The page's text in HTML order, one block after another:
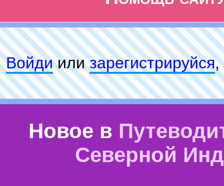
Войдиилизарeгиcтpируйся,
Новое в
Северной